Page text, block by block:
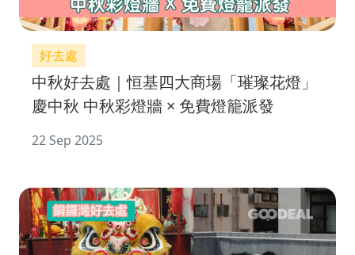
好去處
中秋好去處｜恒基四大商場「璀璨花燈」
慶中秋 中秋彩燈牆 × 免費燈籠派發
22 Sep 2025